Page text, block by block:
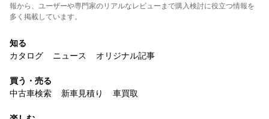
報から、ユーザーや専門家のリアルなレビューまで購入検討に役立つ情報を
多く掲載しています。
知る
カタログ
ニュース オリジナル記事
買う・売る
中古車検索
新車見積り 車買取